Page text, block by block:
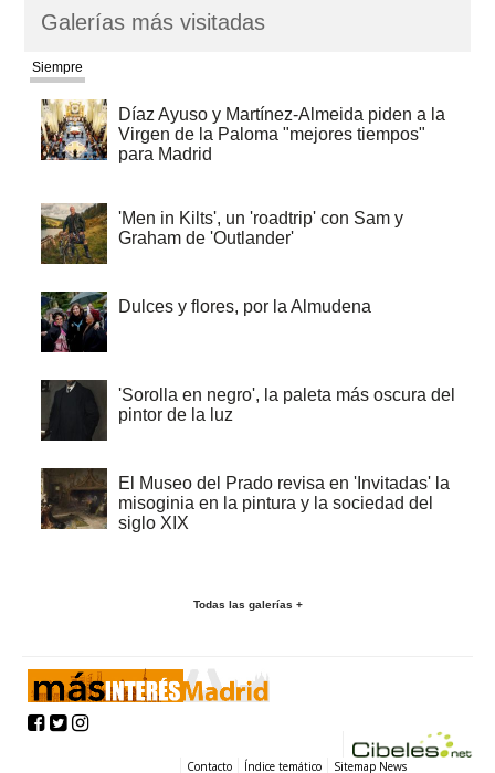
Galerías más visitadas
Siempre
Díaz Ayuso y Martínez-Almeida piden a la
Virgen de la Paloma "mejores tiempos"
para Madrid
'Men in Kilts', un 'roadtrip' con Sam y
Graham de 'Outlander'
Dulces y flores, por la Almudena
'Sorolla en negro', la paleta más oscura del
pintor de la luz
El Museo del Prado revisa en 'Invitadas' la
misoginia en la pintura y la sociedad del
siglo XIX
Todas las galerías +
Contacto Índice temático Sitemap News